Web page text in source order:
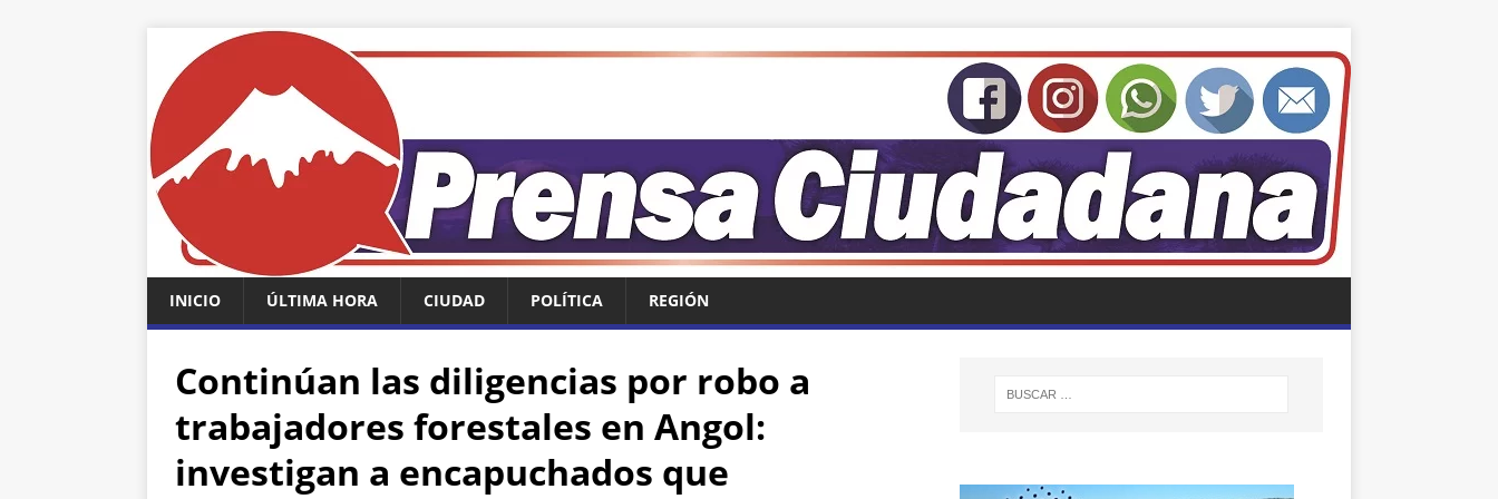
INICIO ÚLTIMA HORA CIUDAD POLÍTICA REGIÓN
Continúan las diligencias por robo a
trabajadores forestales en Angol:
investigan a encapuchados que